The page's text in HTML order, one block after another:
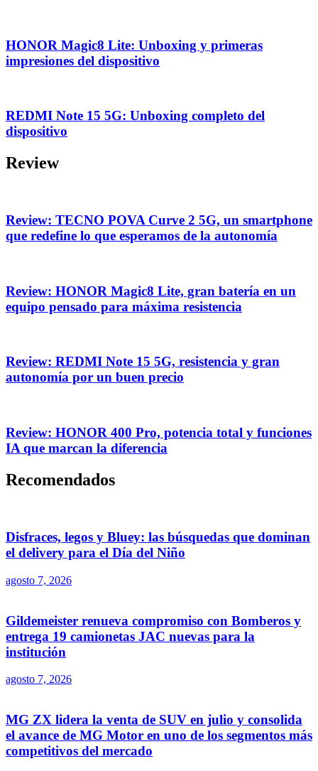
HONOR Magic8 Lite: Unboxing y primeras
impresiones del dispositivo
REDMI Note 15 5G: Unboxing completo del
dispositivo
Review
Review: TECNO POVA Curve 2 5G, un smartphone
que redefine lo que esperamos de la autonomía
Review: HONOR Magic8 Lite, gran batería en un
equipo pensado para máxima resistencia
Review: REDMI Note 15 5G, resistencia y gran
autonomía por un buen precio
Review: HONOR 400 Pro, potencia total y funciones
IA que marcan la diferencia
Recomendados
Disfraces, legos y Bluey: las búsquedas que dominan
el delivery para el Día del Niño
agosto 7, 2026
Gildemeister renueva compromiso con Bomberos y
entrega 19 camionetas JAC nuevas para la
institución
agosto 7, 2026
MG ZX lidera la venta de SUV en julio y consolida
el avance de MG Motor en uno de los segmentos más
competitivos del mercado